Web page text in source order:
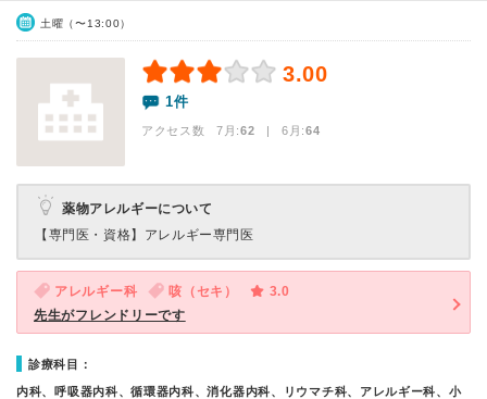
土曜（〜13:00）
3.00
1件
アクセス数 7月:62 | 6月:64
薬物アレルギーについて
【専門医・資格】 アレルギー専門医
アレルギー科 咳（セキ）
3.0
先生がフレンドリーです
診療科目：
内科、呼吸器内科、循環器内科、消化器内科、リウマチ科、アレルギー科、小